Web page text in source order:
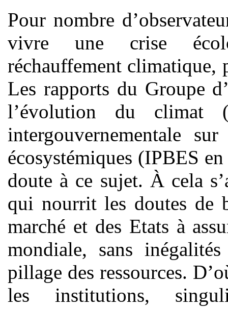
Pour nombre
vivre une crise
réchauffement
Les rapports du Groupe
l’évolution du climat
intergouvernementale
écosystémiques (IPBES
doute à ce sujet. À cela
qui nourrit les doutes de
marché et des Etats à
mondiale, sans
pillage des ressources.
les institutions,